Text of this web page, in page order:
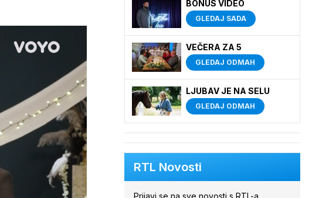
BONUS VIDEO
GLEDAJ SADA
VEČERA ZA 5
GLEDAJ ODMAH
LJUBAV JE NA SELU
GLEDAJ ODMAH
RTL Novosti
Prijavi se na sve novosti s RTL-a.